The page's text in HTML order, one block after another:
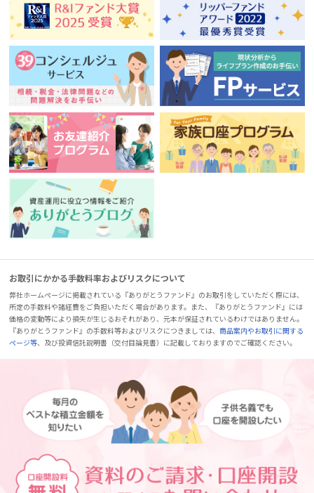
お取引にかかる手数料率およびリスクについて
弊社ホームページに掲載されている『ありがとうファンド』のお取引をしていただく際には、
所定の手数料や諸経費をご負担いただく場合があります。また、『ありがとうファンド』には
価格の変動等により損失が生じるおそれがあり、元本が保証されているわけではありません。
『ありがとうファンド』の手数料等およびリスクにつきましては、商品案内やお取引に関する
ページ等、及び投資信託説明書（交付目論見書）に記載しておりますのでご確認ください。